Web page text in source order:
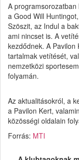
A
a Good Will
Szöszit, az Indul a
ami nincset is. A
kezdődnek. A Pavilon
tartalmak vetítését,
nemzetközi
folyamán.
Az aktualitásokról, a
a Pavilon Kert,
közösségi oldalain
Forrás: MTI